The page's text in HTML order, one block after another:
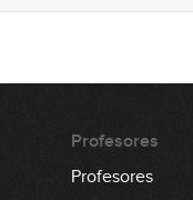
Profesores
Profesores